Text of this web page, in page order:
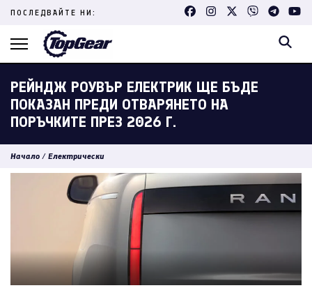
Skip
content
Enter)
ПОСЛЕДВАЙТЕ НИ:
РЕЙНДЖ РОУВЪР ЕЛЕКТРИК ЩЕ БЪДЕ
ПОКАЗАН ПРЕДИ ОТВАРЯНЕТО НА
ПОРЪЧКИТЕ ПРЕЗ 2026 Г.
Начало / Електрически